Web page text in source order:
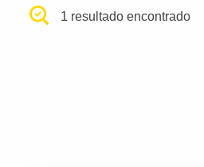
1 resultado encontrado